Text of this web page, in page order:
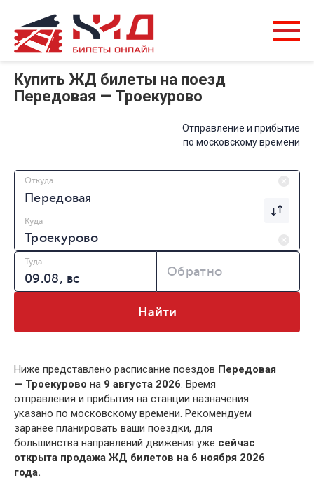
Купить ЖД билеты на поезд
Передовая — Троекурово
Отправление и прибытие
по московскому времени
Откуда
Куда
Туда
Обратно
Найти
Ниже представлено расписание поездов Передовая
— Троекурово на 9 августа 2026. Время
отправления и прибытия на станции назначения
указано по московскому времени. Рекомендуем
заранее планировать ваши поездки, для
большинства направлений движения уже сейчас
открыта продажа ЖД билетов на 6 ноября 2026
года.